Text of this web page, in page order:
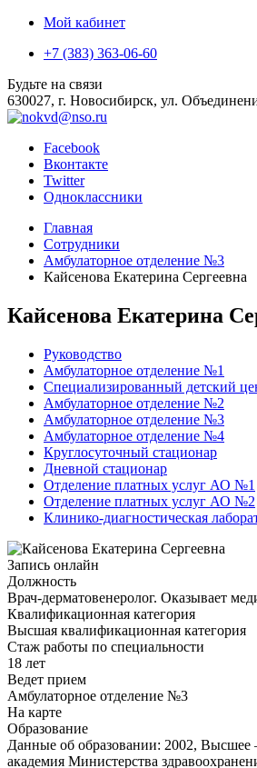
Мой кабинет
+7 (383) 363-06-60
Будьте на связи
630027, г. Новосибирск, ул.
Facebook
Вконтакте
Twitter
Одноклассники
Главная
Сотрудники
Амбулаторное отделение №3
Кайсенова Екатерина Сергеевна
Кайсенова Екатерина
Руководство
Амбулаторное отделение №1
Специализированный детский
Амбулаторное отделение №2
Амбулаторное отделение №3
Амбулаторное отделение №4
Круглосуточный стационар
Дневной стационар
Отделение платных услуг АО №1
Отделение платных услуг АО №2
Клинико-диагностическая
Запись онлайн
Должность
Врач-дерматовенеролог. Оказывает
Квалификационная категория
Высшая квалификационная категория
Стаж работы по специальности
18 лет
Ведет прием
Амбулаторное отделение №3
На карте
Образование
Данные об образовании: 2002, Высшее
академия Министерства